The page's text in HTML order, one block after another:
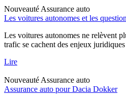
Nouveauté Assurance auto
Les voitures autonomes et les
Les voitures autonomes ne relèvent
trafic se cachent des enjeux
Lire
Nouveauté Assurance auto
Assurance auto pour Dacia Dokker